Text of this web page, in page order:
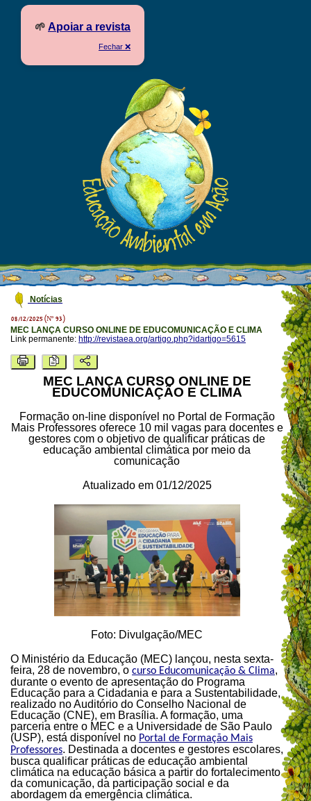
🌱 Apoiar a revista
Fechar ❌
Notícias
08/12/2025 (Nº 93)
MEC LANÇA CURSO ONLINE DE EDUCOMUNICAÇÃO E CLIMA
Link permanente: http://revistaea.org/artigo.php?idartigo=5615
MEC LANÇA CURSO ONLINE DE
EDUCOMUNICAÇÃO E CLIMA
Formação on-line disponível no Portal de Formação
Mais Professores oferece 10 mil vagas para docentes e
gestores com o objetivo de qualificar práticas de
educação ambiental climática por meio da
comunicação
Atualizado em 01/12/2025
Foto: Divulgação/MEC
O Ministério da Educação (MEC) lançou, nesta sexta-
feira, 28 de novembro, o curso Educomunicação & Clima,
durante o evento de apresentação do Programa
Educação para a Cidadania e para a Sustentabilidade,
realizado no Auditório do Conselho Nacional de
Educação (CNE), em Brasília. A formação, uma
parceria entre o MEC e a Universidade de São Paulo
(USP), está disponível no Portal de Formação Mais
Professores. Destinada a docentes e gestores escolares,
busca qualificar práticas de educação ambiental
climática na educação básica a partir do fortalecimento
da comunicação, da participação social e da
abordagem da emergência climática.